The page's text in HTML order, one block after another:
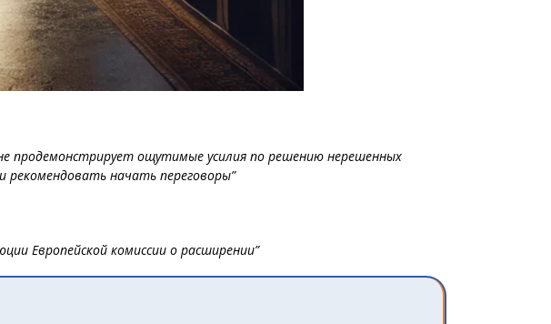
продемонстрирует ощутимые усилия по решению нерешенных
начать переговоры”
Европейской комиссии о расширении”